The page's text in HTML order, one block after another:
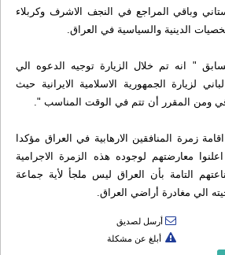
وباقي المراجع في النجف الاشرف وكربلاء
الدينية والسياسية في العراق.
" انه تم خلال الزيارة توجيه الدعوه الي
لزيارة الجمهورية الاسلامية الايرانية حيث
ومن المقرر أن تتم في الوقت المناسب ".
زمرة المنافقين الارهابية في العراق مؤكدا
معارضتهم لوجوده هذه الزمرة الاجرامية
التامة بأن العراق ليس ملجأ لأية جماعة
الي مغادرة أراضي العراق.
أرسل لصديق
أبلغ عن مشكلة